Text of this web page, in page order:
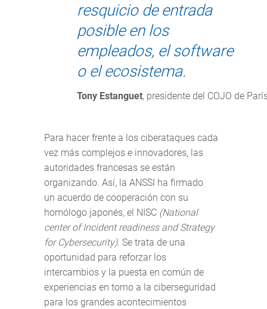
resquicio de entrada
posible en los
empleados, el software
o el ecosistema.
Tony Estanguet, presidente del COJO de
Para hacer frente a los ciberataques cada
vez más complejos e innovadores, las
autoridades francesas se están
organizando. Así, la ANSSI ha firmado
un acuerdo de cooperación con su
homólogo japonés, el NISC (National
center of Incident readiness and Strategy
for Cybersecurity). Se trata de una
oportunidad para reforzar los
intercambios y la puesta en común de
experiencias en torno a la ciberseguridad
para los grandes acontecimientos